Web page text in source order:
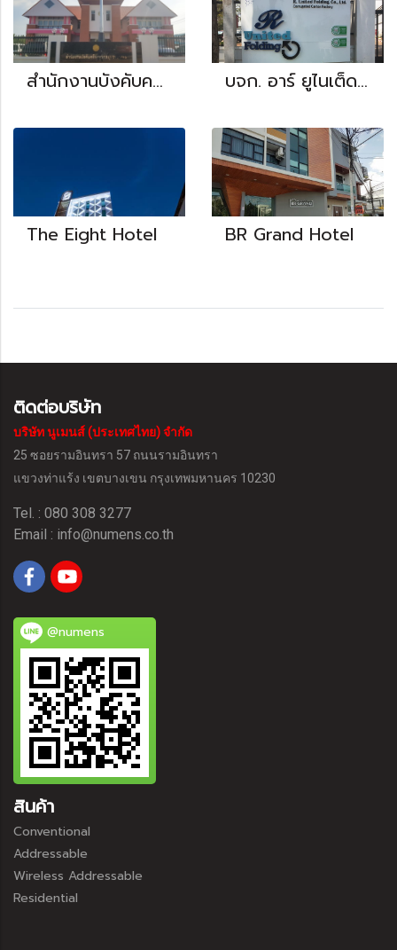
สำนักงานบังคับคดี จังหวัดสมุทรปราการ บจก. อาร์ ยูไนเต็ด โฟลดิ้ง
The Eight Hotel BR Grand Hotel
ติดต่อบริษัท
บริษัท นูเมนส์ (ประเทศไทย) จำกัด
25 ซอยรามอินทรา 57 ถนนรามอินทรา
แขวงท่าแร้ง เขตบางเขน กรุงเทพมหานคร 10230
Tel. : 080 308 3277
Email : info@numens.co.th
@numens
สินค้า
Conventional
Addressable
Wireless Addressable
Residential